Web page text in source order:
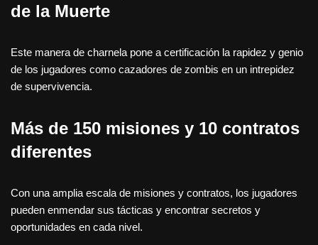
de la Muerte
Este manera de charnela pone a certificación la rapidez y genio
de los jugadores como cazadores de zombis en un intrepidez
de supervivencia.
Más de 150 misiones y 10 contratos
diferentes
Con una amplia escala de misiones y contratos, los jugadores
pueden enmendar sus tácticas y encontrar secretos y
oportunidades en cada nivel.